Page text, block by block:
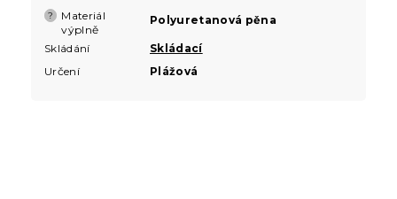
?
Materiál
výplně
Polyuretanová pěna
Skládání
Skládací
Určení
Plážová